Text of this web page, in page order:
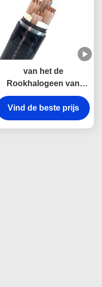
van het de
Rookhalogeen van
10mm2 LSZH N2X2Y
Lage Vrije de
Kabelklasse 2 voor
Vind de beste prijs